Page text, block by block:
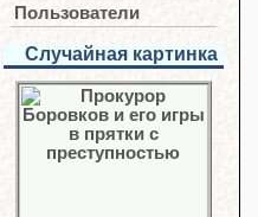
Пользователи
Случайная картинка